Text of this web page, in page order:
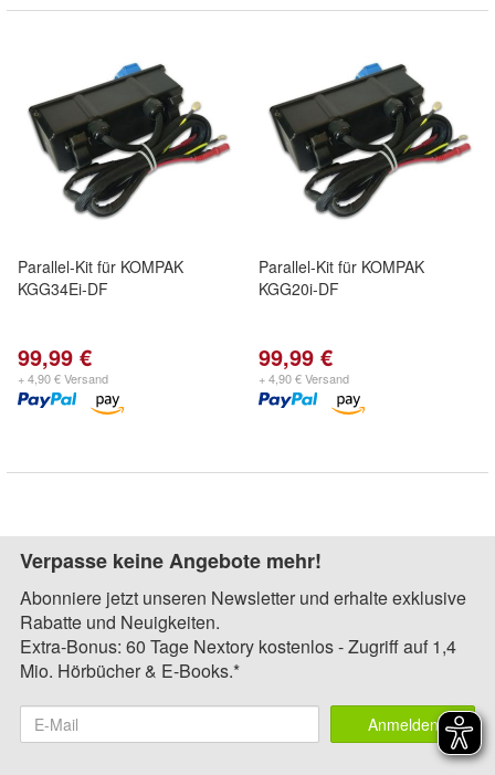
Parallel-Kit für KOMPAK
KGG34Ei-DF
99,99 €
+ 4,90 € Versand
Parallel-Kit für KOMPAK
KGG20i-DF
99,99 €
+ 4,90 € Versand
Verpasse keine Angebote mehr!
Abonniere jetzt unseren Newsletter und erhalte exklusive
Rabatte und Neuigkeiten.
Extra-Bonus: 60 Tage Nextory kostenlos - Zugriff auf 1,4
Mio. Hörbücher & E-Books.*
Anmelden